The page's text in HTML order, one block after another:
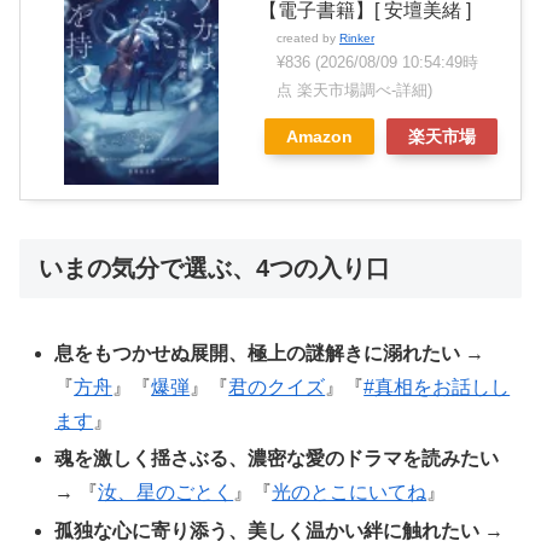
【電子書籍】[ 安壇美緒 ]
created by Rinker
¥836 (2026/08/09 10:54:49時
点 楽天市場調べ-詳細)
Amazon 楽天市場
いまの気分で選ぶ、4つの入り口
息をもつかせぬ展開、極上の謎解きに溺れたい →
『方舟 』『爆弾 』『君のクイズ 』『#真相をお話しし
ます 』
魂を激しく揺さぶる、濃密な愛のドラマを読みたい
→ 『汝、星のごとく 』『光のとこにいてね 』
孤独な心に寄り添う、美しく温かい絆に触れたい →